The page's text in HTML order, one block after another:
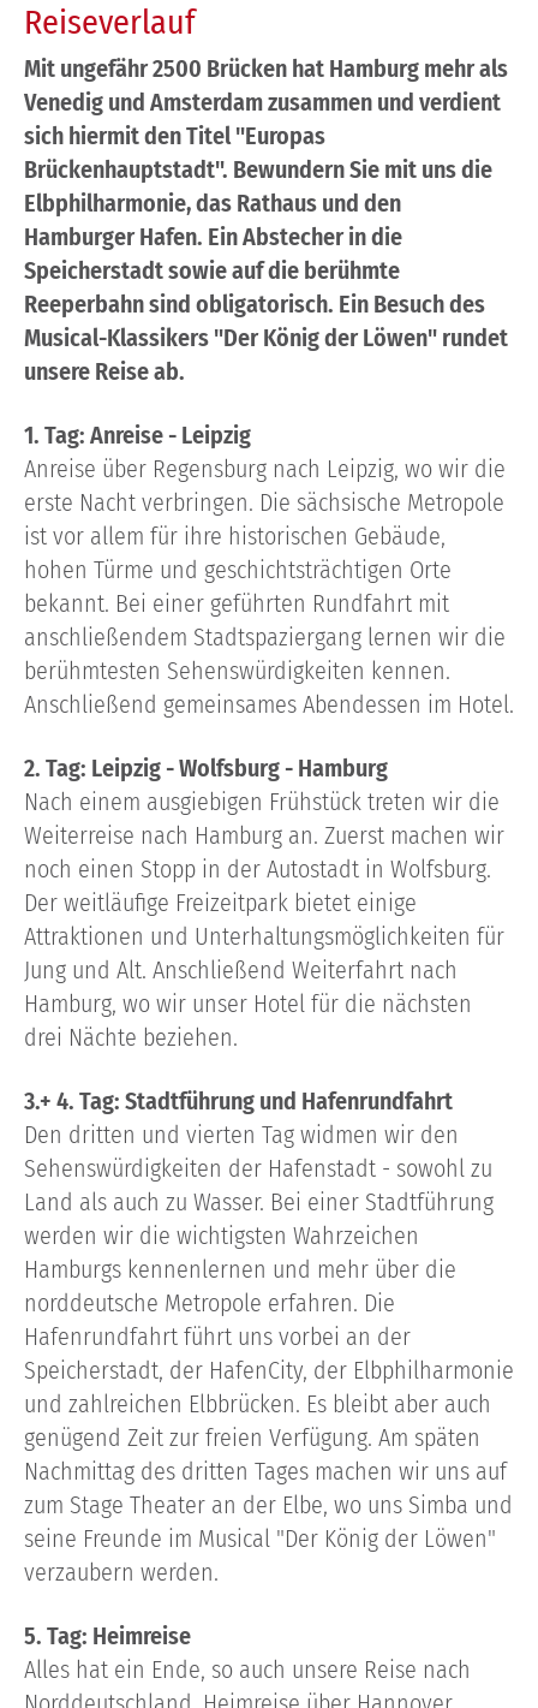
Reiseverlauf
Mit ungefähr 2500 Brücken hat Hamburg mehr als
Venedig und Amsterdam zusammen und verdient
sich hiermit den Titel "Europas
Brückenhauptstadt". Bewundern Sie mit uns die
Elbphilharmonie, das Rathaus und den
Hamburger Hafen. Ein Abstecher in die
Speicherstadt sowie auf die berühmte
Reeperbahn sind obligatorisch. Ein Besuch des
Musical-Klassikers "Der König der Löwen" rundet
unsere Reise ab.
1. Tag: Anreise - Leipzig
Anreise über Regensburg nach Leipzig, wo wir die
erste Nacht verbringen. Die sächsische Metropole
ist vor allem für ihre historischen Gebäude,
hohen Türme und geschichtsträchtigen Orte
bekannt. Bei einer geführten Rundfahrt mit
anschließendem Stadtspaziergang lernen wir die
berühmtesten Sehenswürdigkeiten kennen.
Anschließend gemeinsames Abendessen im Hotel.
2. Tag: Leipzig - Wolfsburg - Hamburg
Nach einem ausgiebigen Frühstück treten wir die
Weiterreise nach Hamburg an. Zuerst machen wir
noch einen Stopp in der Autostadt in Wolfsburg.
Der weitläufige Freizeitpark bietet einige
Attraktionen und Unterhaltungsmöglichkeiten für
Jung und Alt. Anschließend Weiterfahrt nach
Hamburg, wo wir unser Hotel für die nächsten
drei Nächte beziehen.
3.+ 4. Tag: Stadtführung und Hafenrundfahrt
Den dritten und vierten Tag widmen wir den
Sehenswürdigkeiten der Hafenstadt - sowohl zu
Land als auch zu Wasser. Bei einer Stadtführung
werden wir die wichtigsten Wahrzeichen
Hamburgs kennenlernen und mehr über die
norddeutsche Metropole erfahren. Die
Hafenrundfahrt führt uns vorbei an der
Speicherstadt, der HafenCity, der Elbphilharmonie
und zahlreichen Elbbrücken. Es bleibt aber auch
genügend Zeit zur freien Verfügung. Am späten
Nachmittag des dritten Tages machen wir uns auf
zum Stage Theater an der Elbe, wo uns Simba und
seine Freunde im Musical "Der König der Löwen"
verzaubern werden.
5. Tag: Heimreise
Alles hat ein Ende, so auch unsere Reise nach